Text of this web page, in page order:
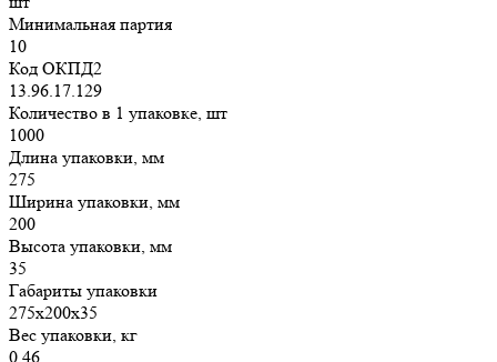
Минимальная партия
10
Код ОКПД2
13.96.17.129
Количество в 1 упаковке, шт
1000
Длина упаковки, мм
275
Ширина упаковки, мм
200
Высота упаковки, мм
35
Габариты упаковки
275х200х35
Вес упаковки, кг
0.46